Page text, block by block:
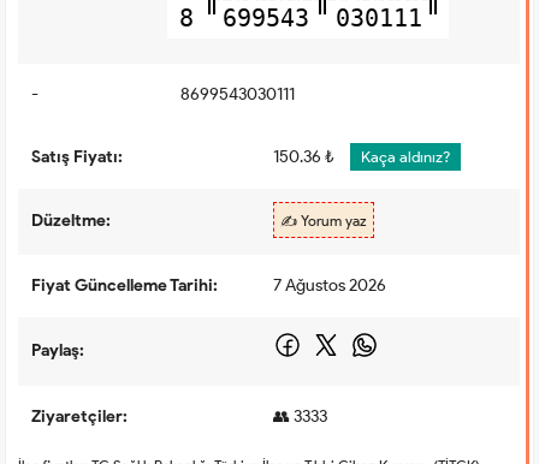
8 699543 030111
- 8699543030111
Satış Fiyatı: 150.36 ₺ Kaça aldınız?
Düzeltme: ✍️ Yorum yaz
Fiyat Güncelleme Tarihi: 7 Ağustos 2026
Paylaş:
Ziyaretçiler: 👥 3333